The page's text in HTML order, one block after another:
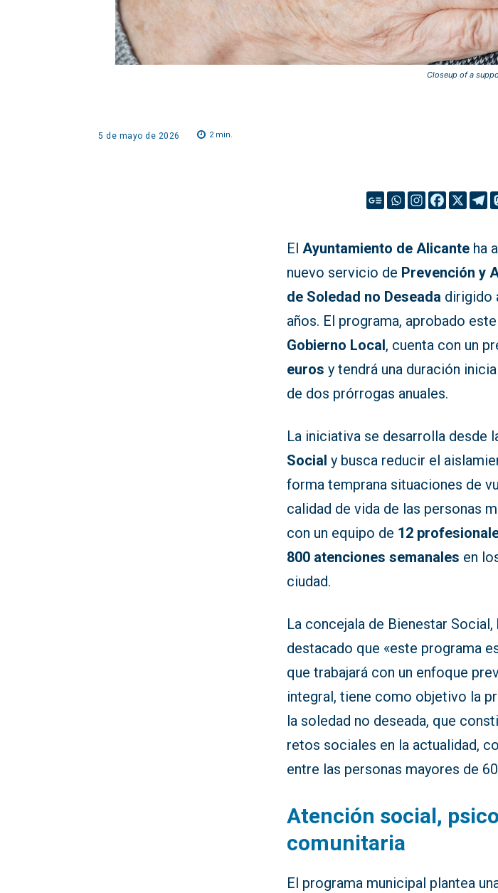
Closeup of a
5 de mayo de 2026 2min.
ElAyuntamiento de Alicante ha
nuevo servicio de Prevención y
de Soledad no Deseada dirigido
años. El programa, aprobado
Gobierno Local, cuenta con un
euros y tendrá una duración
de dos prórrogas anuales.
La iniciativa se desarrolla desde
Social y busca reducir el
forma temprana situaciones de
calidad de vida de las personas
con un equipo de 12
800 atenciones semanales en
ciudad.
La concejala de Bienestar Social,
destacado que «este programa
que trabajará con un enfoque
integral, tiene como objetivo la
la soledad no deseada, que
retos sociales en la actualidad,
entre las personas mayores de
Atención social,
comunitaria
El programa municipal plantea